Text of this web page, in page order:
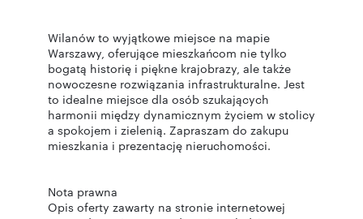
Wilanów to wyjątkowe miejsce na mapie
Warszawy, oferujące mieszkańcom nie tylko
bogatą historię i piękne krajobrazy, ale także
nowoczesne rozwiązania infrastrukturalne. Jest
to idealne miejsce dla osób szukających
harmonii między dynamicznym życiem w stolicy
a spokojem i zielenią. Zapraszam do zakupu
mieszkania i prezentację nieruchomości.
Nota prawna
Opis oferty zawarty na stronie internetowej